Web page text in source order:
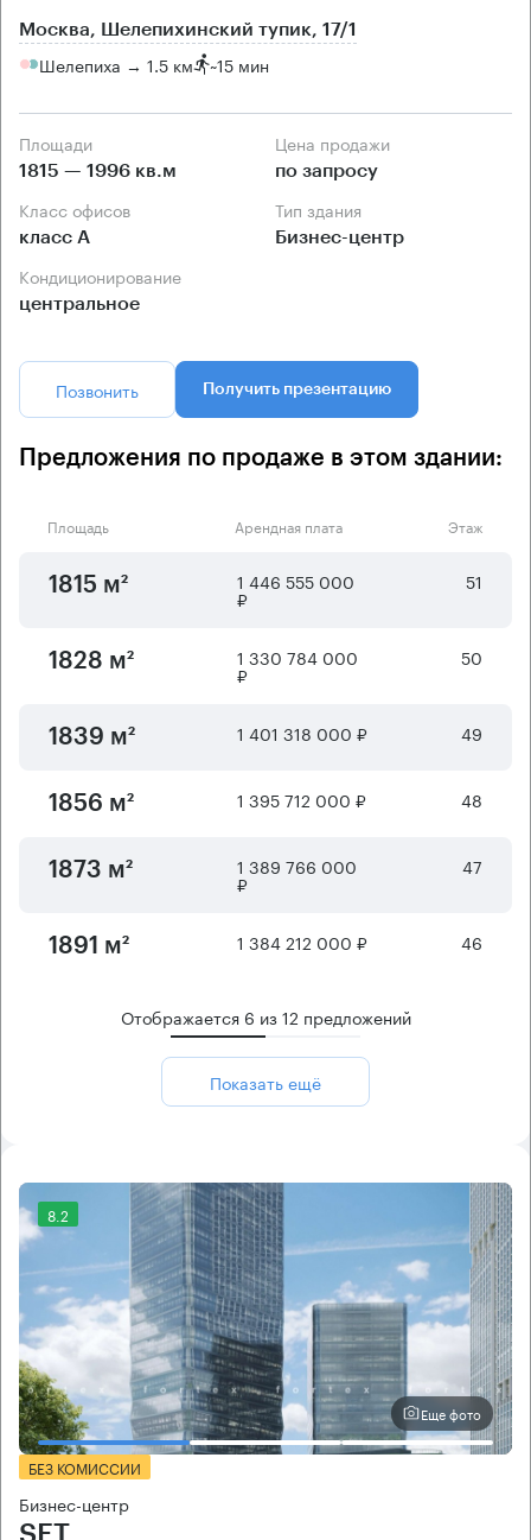
Москва, Шелепихинский тупик, 17/1
Шелепиха → 1.5 км ~15 мин
Площади
1815 — 1996 кв.м
Цена продажи
по запросу
Класс офисов
класс А
Тип здания
Бизнес-центр
Кондиционирование
центральное
Позвонить Получить презентацию
Предложения по продаже в этом здании:
Площадь Арендная плата Этаж
1815 м² 1 446 555 000
₽
51
1828 м² 1 330 784 000
₽
50
1839 м² 1 401 318 000 ₽ 49
1856 м² 1 395 712 000 ₽ 48
1873 м² 1 389 766 000
₽
47
1891 м² 1 384 212 000 ₽ 46
Отображается 6 из12 предложений
Показать ещё
8.2
Еще фото
БЕЗ КОМИССИИ
Бизнес-центр
SET